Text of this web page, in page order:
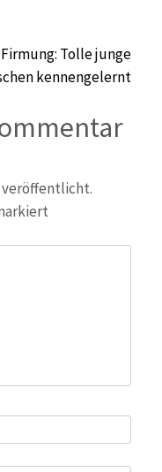
Firmung: Tolle junge
kennengelernt
veröffentlicht.